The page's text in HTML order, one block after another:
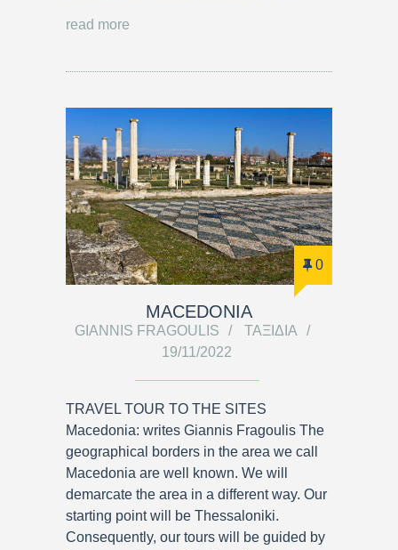
read more
0
MACEDONIA
GIANNIS FRAGOULIS
ΤΑΞΊΔΙΑ
19/11/2022
TRAVEL TOUR TO THE SITES
Macedonia: writes Giannis Fragoulis The
geographical borders in the area we call
Macedonia are well known. We will
demarcate the area in a different way. Our
starting point will be Thessaloniki.
Consequently, our tours will be guided by